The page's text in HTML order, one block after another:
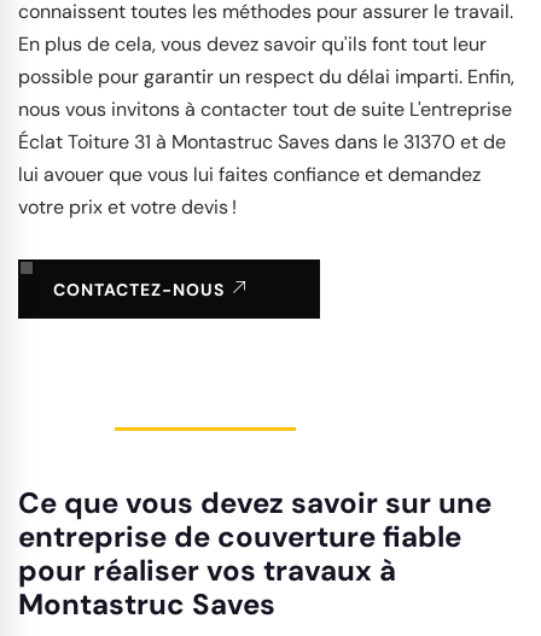
connaissent toutes les méthodes pour assurer le travail.
En plus de cela, vous devez savoir qu'ils font tout leur
possible pour garantir un respect du délai imparti. Enfin,
nous vous invitons à contacter tout de suite L'entreprise
Éclat Toiture 31 à Montastruc Saves dans le 31370 et de
lui avouer que vous lui faites confiance et demandez
votre prix et votre devis !
CONTACTEZ-NOUS
Ce que vous devez savoir sur une
entreprise de couverture fiable
pour réaliser vos travaux à
Montastruc Saves